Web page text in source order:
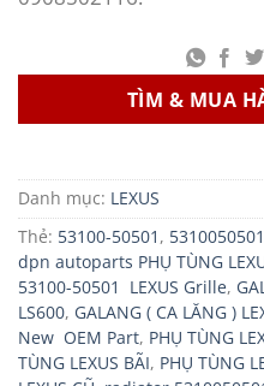
TÌM & MUA
Danh mục: LEXUS
Thẻ: 53100-50501 , 5310050501
dpn autoparts PHỤ TÙNG
53100-50501 LEXUS Grille,
LS600, GALANG ( CA LĂNG )
New OEM Part, PHỤ TÙNG
TÙNG LEXUS BÃI, PHỤ TÙNG